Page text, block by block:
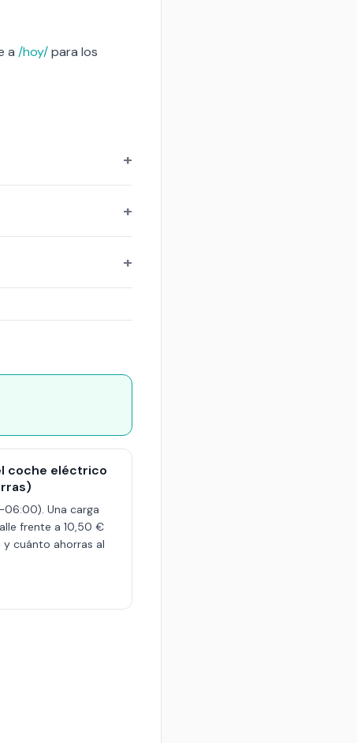
a /hoy/para los
coche eléctrico
Una carga
frente a 10,50 €
cuánto ahorras al